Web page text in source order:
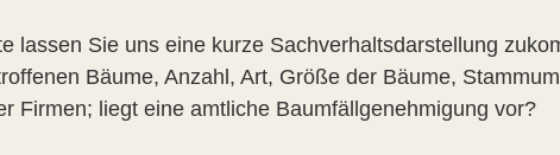
lassen Sie uns eine kurze Sachverhaltsdarstellung
Bäume, Anzahl, Art, Größe der Bäume,
Firmen; liegt eine amtliche Baumfällgenehmigung vor?